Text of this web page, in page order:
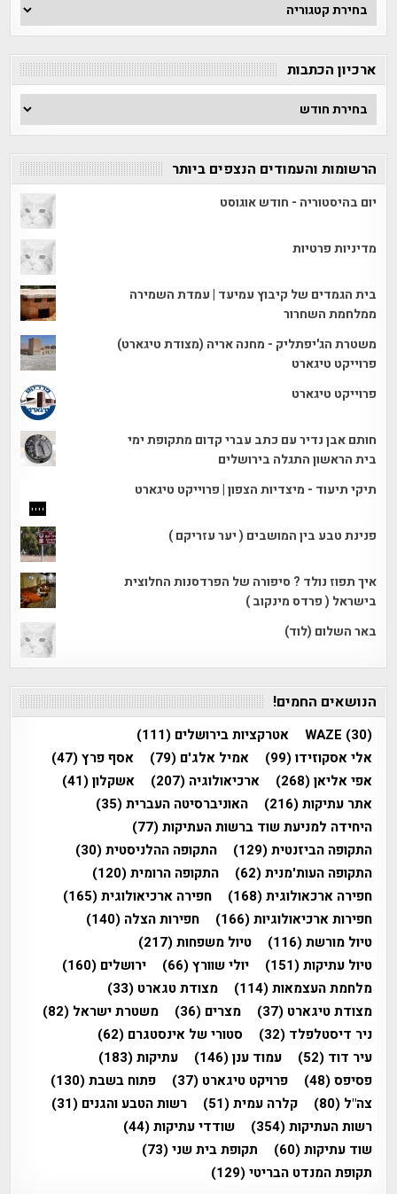
לפי
קטגוריה
ארכיון הכתבות
ארכיון
הכתבות
הרשומות והעמודים הנצפים ביותר
יום בהיסטוריה - חודש אוגוסט
מדיניות פרטיות
בית הגמדים של קיבוץ עמיעד | עמדת השמירה
ממלחמת השחרור
משטרת הג'יפתליק - מחנה אריה (מצודת טיגארט)
פרוייקט טיגארט
פרוייקט טיגארט
חותם אבן נדיר עם כתב עברי קדום מתקופת ימי
בית הראשון התגלה בירושלים
תיקי תיעוד - מיצדיות הצפון | פרוייקט טיגארט
פנינת טבע בין המושבים ( יער עזריקם )
איך תפוז נולד ? סיפורה של הפרדסנות החלוצית
בישראל ( פרדס מינקוב )
באר השלום (לוד)
הנושאים החמים!
WAZE (30) אטרקציות בירושלים (111)
אלי אסקוזידו(99) אמיל אלג'ם (79) אסף פרץ(47)
אפי אליאן(268) ארכיאולוגיה (207) אשקלון(41)
אתר עתיקות(216) האוניברסיטה העברית(35)
היחידה למניעת שוד ברשות העתיקות(77)
התקופה הביזנטית(129) התקופה ההלניסטית(30)
התקופה העות'מנית(62) התקופה הרומית(120)
חפירה ארכאולוגית(168) חפירה ארכיאולוגית(165)
חפירות ארכיאולוגיות(166) חפירות הצלה (140)
טיול מורשת(116) טיול משפחות(217)
טיול עתיקות(151) יולי שוורץ(66) ירושלים (160)
מלחמת העצמאות(114) מצודת טגארט (33)
מצודת טיגארט (37) מצרים (36) משטרת ישראל (82)
ניר דיסטלפלד (32) סטורי של אינסטגרם (62)
עיר דוד (52) עמוד ענן(146) עתיקות(183)
פסיפס(48) פרויקט טיגארט (37) פתוח בשבת(130)
צה"ל (80) קלרה עמית(51) רשות הטבע והגנים (31)
רשות העתיקות(354) שודדי עתיקות(44)
שוד עתיקות(60) תקופת בית שני(73)
תקופת המנדט הבריטי(129)